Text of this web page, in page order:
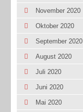
November 2020
Oktober 2020
September 2020
August 2020
Juli 2020
Juni 2020
Mai 2020